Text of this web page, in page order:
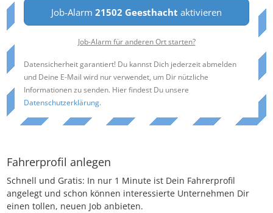
Job-Alarm 21502 Geesthacht aktivieren
Job-Alarm für anderen Ort starten?
Datensicherheit garantiert! Du kannst Dich jederzeit abmelden
und Deine E-Mail wird nur verwendet, um Dir nützliche
Informationen zu senden. Hier findest Du unsere
Datenschutzerklärung.
Fahrerprofil anlegen
Schnell und Gratis: In nur 1 Minute ist Dein Fahrerprofil
angelegt und schon können interessierte Unternehmen Dir
einen tollen, neuen Job anbieten.